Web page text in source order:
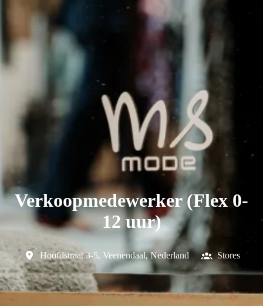
Verkoopmedewerker (Flex 0-
12 uur)
Hoofdstraat 3-5, Veenendaal, Nederland Stores